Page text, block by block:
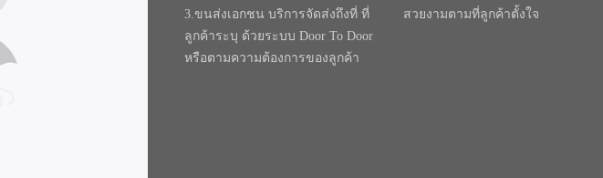
3.ขนส่งเอกชน บริการจัดส่งถึงที่ ที่
ลูกค้าระบุ ด้วยระบบ Door To Door
หรือตามความต้องการของลูกค้า
สวยงามตามที่ลูกค้าตั้งใจ